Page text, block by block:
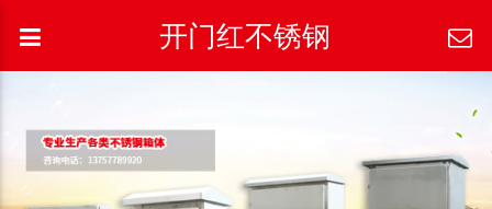
开门红不锈钢